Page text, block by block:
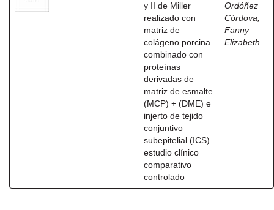
y II de Miller
realizado con
matriz de
colágeno porcina
combinado con
proteínas
derivadas de
matriz de esmalte
(MCP) + (DME) e
injerto de tejido
conjuntivo
subepitelial (ICS)
estudio clínico
comparativo
controlado
Ordóñez
Córdova,
Fanny
Elizabeth